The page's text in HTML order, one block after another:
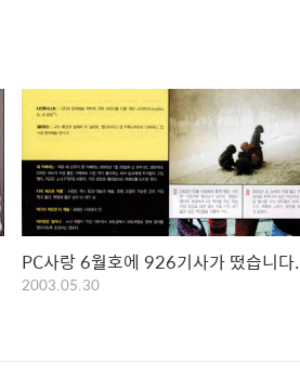
PC사랑 6월호에 926기사가 떴습니다.
2003.05.30